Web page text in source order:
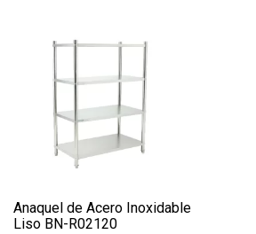
Anaquel de Acero Inoxidable
Liso BN-R02120